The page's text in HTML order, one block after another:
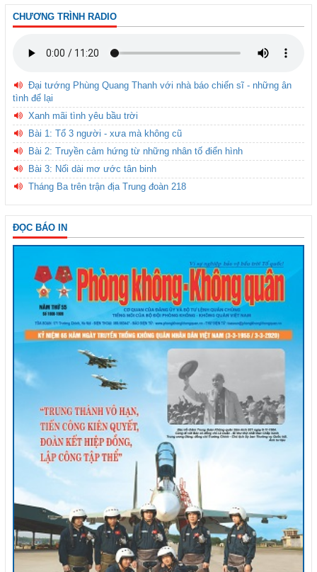
CHƯƠNG TRÌNH RADIO
Đại tướng Phùng Quang Thanh với nhà báo chiến sĩ - những ân
tình để lại
Xanh mãi tình yêu bầu trời
Bài 1: Tổ 3 người - xưa mà không cũ
Bài 2: Truyền cảm hứng từ những nhân tố điển hình
Bài 3: Nối dài mơ ước tân binh
Tháng Ba trên trận địa Trung đoàn 218
ĐỌC BÁO IN